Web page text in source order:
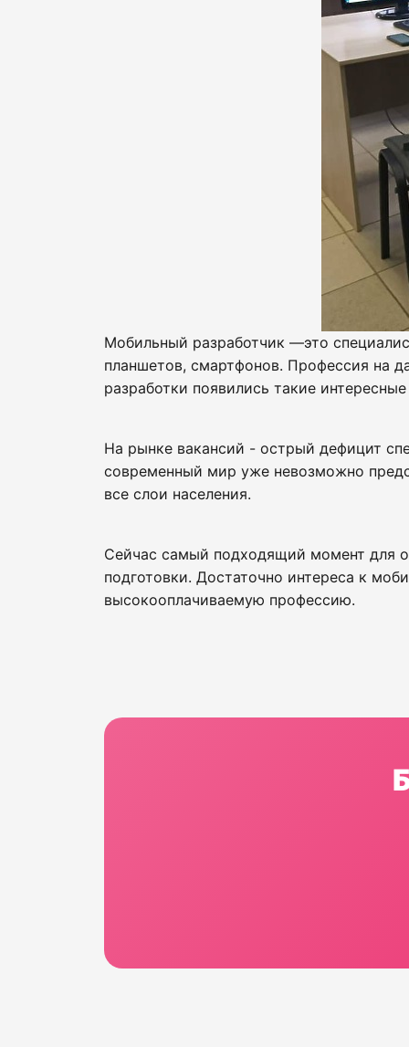
Мобильный разработчик —это
планшетов, смартфонов. Профессия на
разработки появились такие
На рынке вакансий - острый дефицит
современный мир уже невозможно
все слои населения.
Сейчас самый подходящий момент для
подготовки. Достаточно интереса к
высокооплачиваемую профессию.